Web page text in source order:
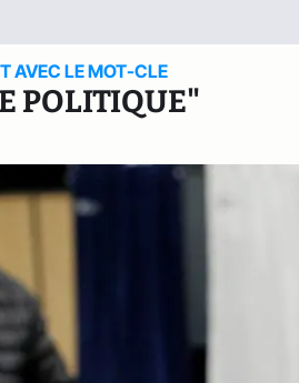
AVEC LE MOT-CLE
POLITIQUE"